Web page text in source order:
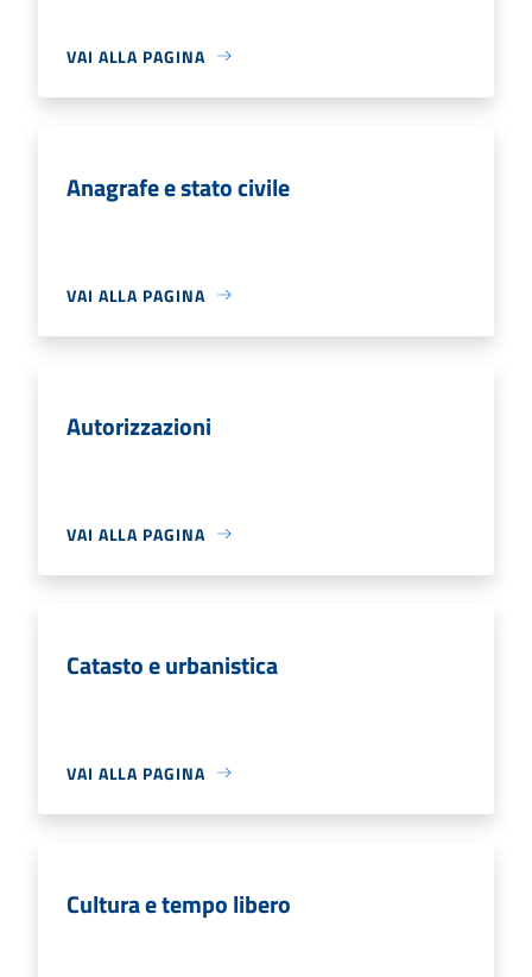
VAI ALLA PAGINA
Anagrafe e stato civile
VAI ALLA PAGINA
Autorizzazioni
VAI ALLA PAGINA
Catasto e urbanistica
VAI ALLA PAGINA
Cultura e tempo libero